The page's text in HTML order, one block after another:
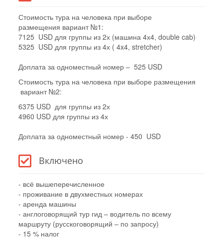
Стоимость тура на человека при выборе
размещения вариант №1:
7125 USD для группы из 2х (машина 4х4, double cab)
5325 USD для группы из 4х ( 4x4, stretcher)
Доплата за одноместный номер – 525 USD
Стоимость тура на человека при выборе размещения
вариант №2:
6375 USD для группы из 2х
4960 USD для группы из 4х
Доплата за одноместный номер - 450 USD
Включено
- всё вышеперечисленное
- проживание в двухместных номерах
- аренда машины
- англоговорящий тур гид – водитель по всему
маршруту (русскоговорящий – по запросу)
- 15 % налог